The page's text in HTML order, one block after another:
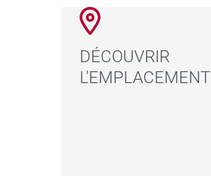
DÉCOUVRIR
L'EMPLACEMENT